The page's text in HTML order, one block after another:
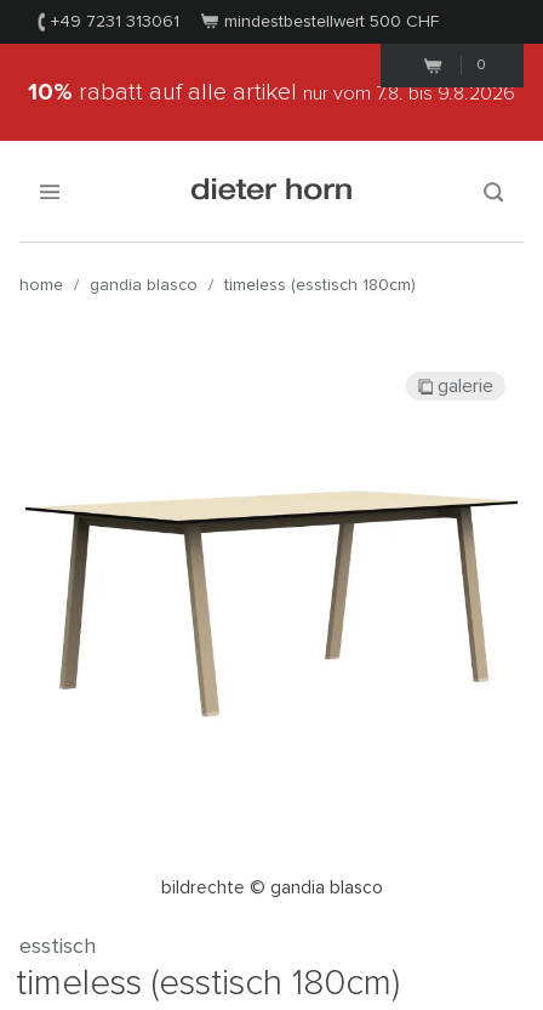
+49 7231 313061 mindestbestellwert 500 CHF
0
10% rabatt auf alle artikel nur vom 7.8.bis 9.8.2026
home / gandia blasco / timeless (esstisch 180cm)
bildrechte © gandia blasco
galerie
esstisch
timeless (esstisch 180cm)